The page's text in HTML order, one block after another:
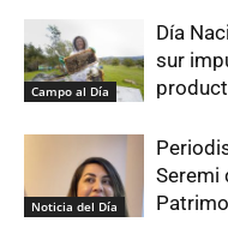
Campo al Día
Día
sur
Noticia del Día
Seremi